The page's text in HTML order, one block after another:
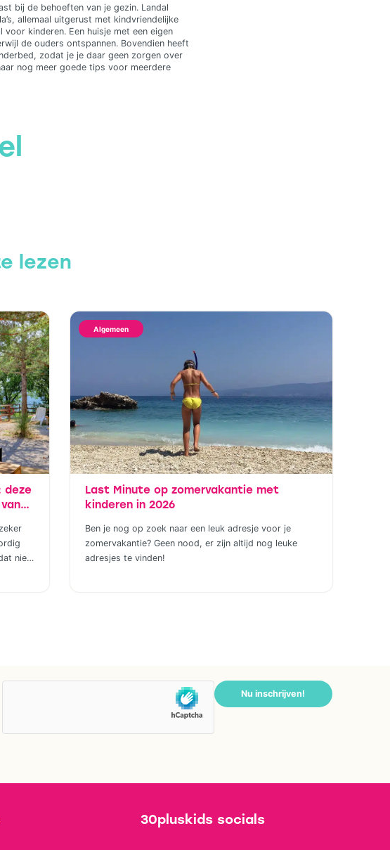
bij de behoeften van je gezin. Landal
allemaal uitgerust met kindvriendelijke
kinderen. Een huisje met een eigen
de ouders ontspannen. Bovendien heeft
zodat je je daar geen zorgen over
nog meer goede tips voor meerdere
lezen
deze
niet
Algemeen
Last Minute op zomervakantie met
kinderen in 2026
Ben je nog op zoek naar een leuk adresje voor je
zomervakantie? Geen nood, er zijn altijd nog leuke
adresjes te vinden!
Nu inschrijven!
30pluskids socials